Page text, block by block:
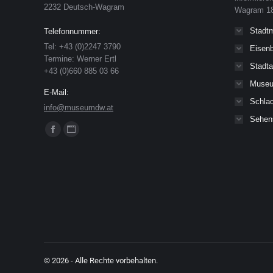
2232 Deutsch-Wagram
Telefonnummer:
Tel: +43 (0)2247 3790
Termine: Werner Ertl
+43 (0)660 885 03 66
E-Mail:
info@museumdw.at
Finden Sie uns auf:
Wagram
© 2026 - Alle Rechte vorbehalten.